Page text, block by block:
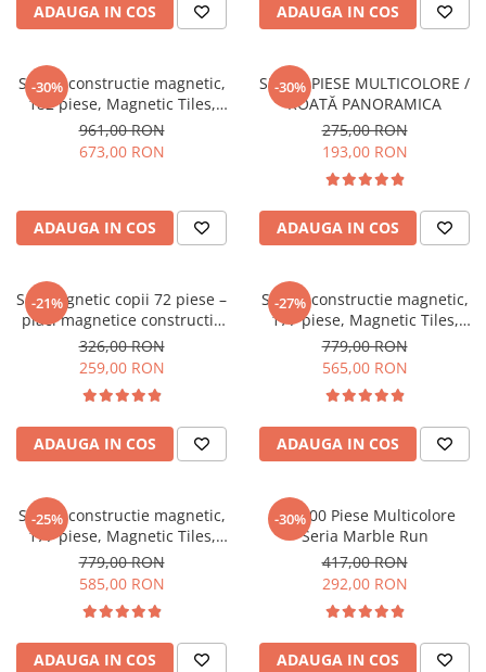
ADAUGA IN COS ADAUGA IN COS
-30%
Set de constructie magnetic,
182 piese, Magnetic Tiles,
multicolore & pastel de forme
geometrice diferite, 2D, 3D
961,00 RON
673,00 RON
ADAUGA IN COS
-30%
SET 46 PIESE MULTICOLORE /
ROATĂ PANORAMICA
275,00 RON
193,00 RON
ADAUGA IN COS
-21%
Set magnetic copii 72 piese –
placi magnetice constructie
2D 3D
326,00 RON
259,00 RON
ADAUGA IN COS
-27%
Set de constructie magnetic,
177 piese, Magnetic Tiles,
Multicolor de forme
geometrice diferite, 2D, 3D
779,00 RON
565,00 RON
ADAUGA IN COS
-25%
Set de constructie magnetic,
177 piese, Magnetic Tiles,
Pastel de forme geometrice
diferite, 2D, 3D
779,00 RON
585,00 RON
ADAUGA IN COS
-30%
Set 100 Piese Multicolore
Seria Marble Run
417,00 RON
292,00 RON
ADAUGA IN COS